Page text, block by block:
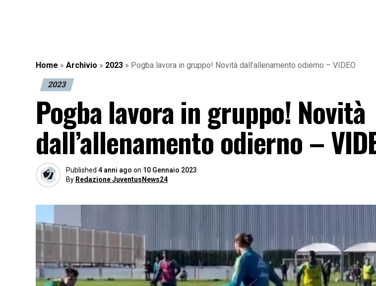
Home » Archivio » 2023 » Pogba lavora in gruppo! Novità dall’allenamento odierno – VIDEO
2023
Pogba lavora in gruppo! Novità
dall’allenamento odierno –
Published 4 anni ago on 10 Gennaio 2023
By Redazione JuventusNews24